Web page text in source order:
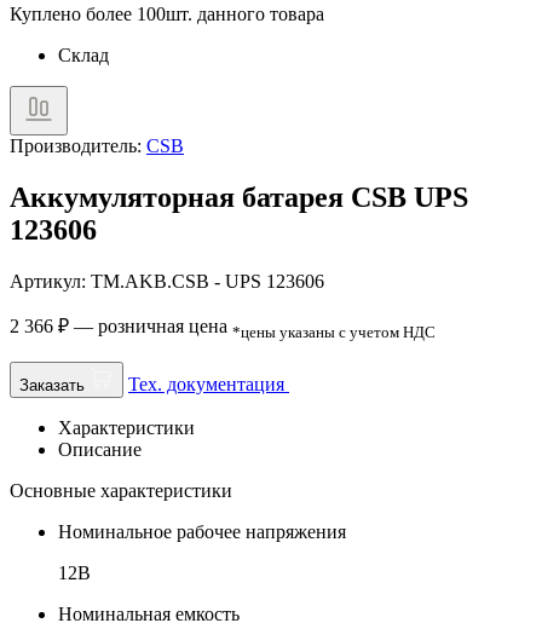
Куплено более 100шт. данного товара
Склад
Производитель: CSB
Аккумуляторная батарея CSB UPS
123606
Артикул: TM.AKB.CSB - UPS 123606
2 366 ₽ — розничная цена *цены указаны с учетом НДС
Заказать Тех. документация
Характеристики
Описание
Основные характеристики
Номинальное рабочее напряжения
12В
Номинальная емкость